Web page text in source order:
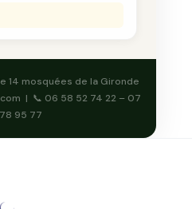
14 mosquées de la Gironde
| 📞 06 58 52 74 22 – 07
95 77